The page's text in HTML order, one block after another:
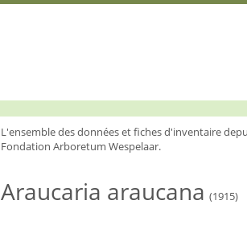
L'ensemble des données et fiches d'inventaire
Fondation Arboretum Wespelaar.
Araucaria araucana (1915)